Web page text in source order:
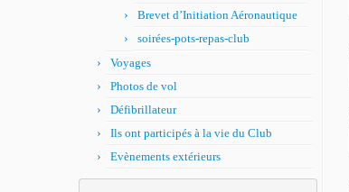
Brevet d’Initiation Aéronautique
soirées-pots-repas-club
Voyages
Photos de vol
Défibrillateur
Ils ont participés à la vie du Club
Evènements extérieurs